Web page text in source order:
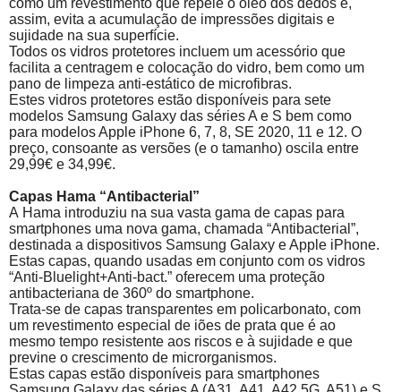
assim, evita a acumulação de impressões digitais e
sujidade na sua superfície.
Todos os vidros protetores incluem um acessório que
facilita a centragem e colocação do vidro, bem como um
pano de limpeza anti-estático de microfibras.
Estes vidros protetores estão disponíveis para sete
modelos Samsung Galaxy das séries A e S bem como
para modelos Apple iPhone 6, 7, 8, SE 2020, 11 e 12. O
preço, consoante as versões (e o tamanho) oscila entre
29,99€ e 34,99€.
Capas Hama “Antibacterial ”
A Hama introduziu na sua vasta gama de capas para
smartphones uma nova gama, chamada “Antibacterial ”,
destinada a dispositivos Samsung Galaxy e Apple iPhone.
Estas capas, quando usadas em conjunto com os vidros
“Anti-Bluelight+Anti-bact.” oferecem uma proteção
antibacteriana de 360º do smartphone.
Trata-se de capas transparentes em policarbonato, com
um revestimento especial de iões de prata que é ao
mesmo tempo resistente aos riscos e à sujidade e que
previne o crescimento de microrganismos.
Estas capas estão disponíveis para smartphones